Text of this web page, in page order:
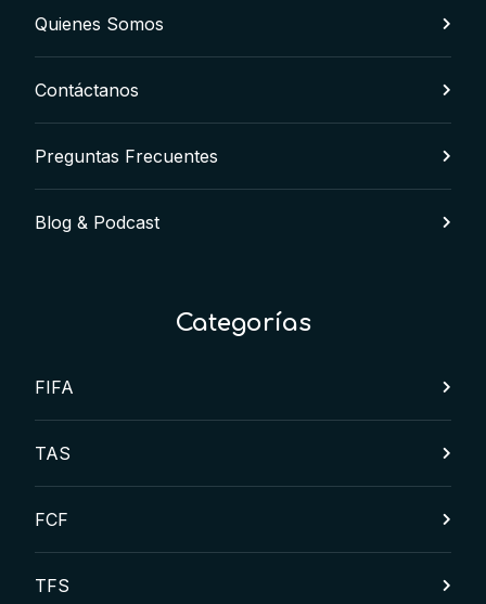
Quienes Somos
Contáctanos
Preguntas Frecuentes
Blog & Podcast
Categorías
FIFA
TAS
FCF
TFS